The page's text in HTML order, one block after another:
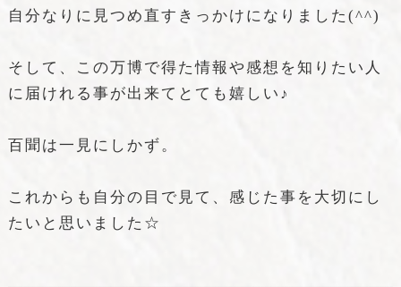
自分なりに見つめ直すきっかけになりました(^^)
そして、この万博で得た情報や感想を知りたい人
に届けれる事が出来てとても嬉しい♪
百聞は一見にしかず。
これからも自分の目で見て、感じた事を大切にし
たいと思いました☆